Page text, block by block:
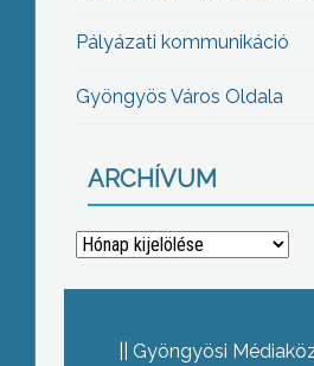
Pályázati kommunikáció
Gyöngyös Város Oldala
ARCHÍVUM
Archívum
Gyöngyösi